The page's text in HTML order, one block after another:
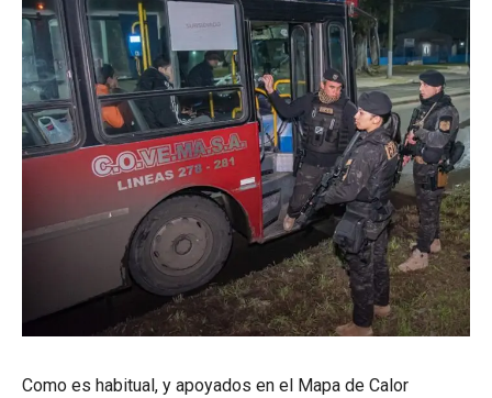
Como es habitual, y apoyados en el Mapa de Calor